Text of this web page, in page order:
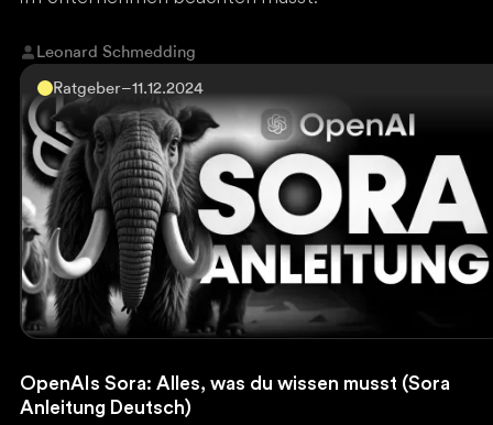
Leonard Schmedding
Ratgeber–11.12.2024
OpenAIs Sora: Alles, was du wissen musst (Sora
Anleitung Deutsch)